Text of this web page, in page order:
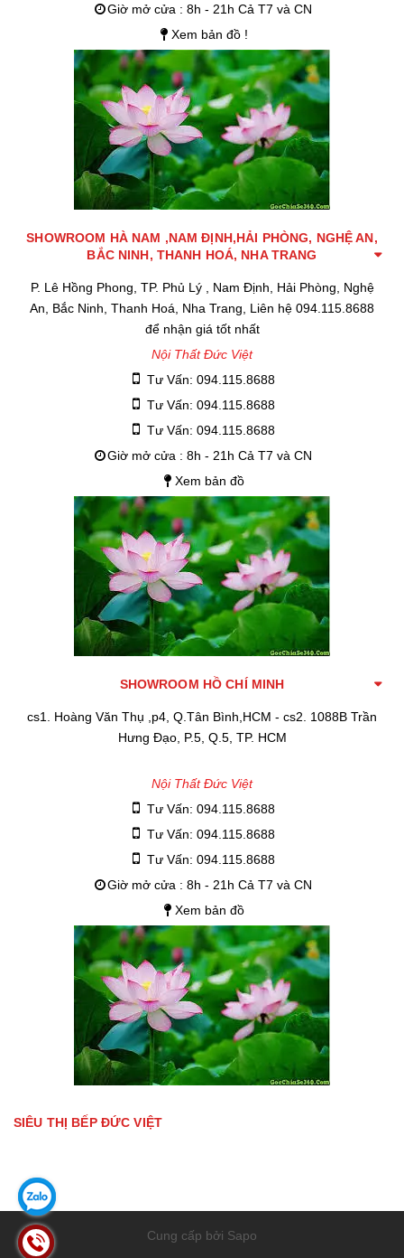
Giờ mở cửa : 8h - 21h Cả T7 và CN
Xem bản đồ !
SHOWROOM HÀ NAM ,NAM ĐỊNH,HẢI PHÒNG, NGHỆ AN,
BẮC NINH, THANH HOÁ, NHA TRANG
P. Lê Hồng Phong, TP. Phủ Lý , Nam Định, Hải Phòng, Nghệ
An, Bắc Ninh, Thanh Hoá, Nha Trang, Liên hệ 094.115.8688
để nhận giá tốt nhất
Nội Thất Đức Việt
Tư Vấn: 094.115.8688
Tư Vấn: 094.115.8688
Tư Vấn: 094.115.8688
Giờ mở cửa : 8h - 21h Cả T7 và CN
Xem bản đồ
SHOWROOM HỒ CHÍ MINH
cs1. Hoàng Văn Thụ ,p4, Q.Tân Bình,HCM - cs2. 1088B Trần
Hưng Đạo, P.5, Q.5, TP. HCM
Nội Thất Đức Việt
Tư Vấn: 094.115.8688
Tư Vấn: 094.115.8688
Tư Vấn: 094.115.8688
Giờ mở cửa : 8h - 21h Cả T7 và CN
Xem bản đồ
SIÊU THỊ BẾP ĐỨC VIỆT
Cung cấp bởi Sapo